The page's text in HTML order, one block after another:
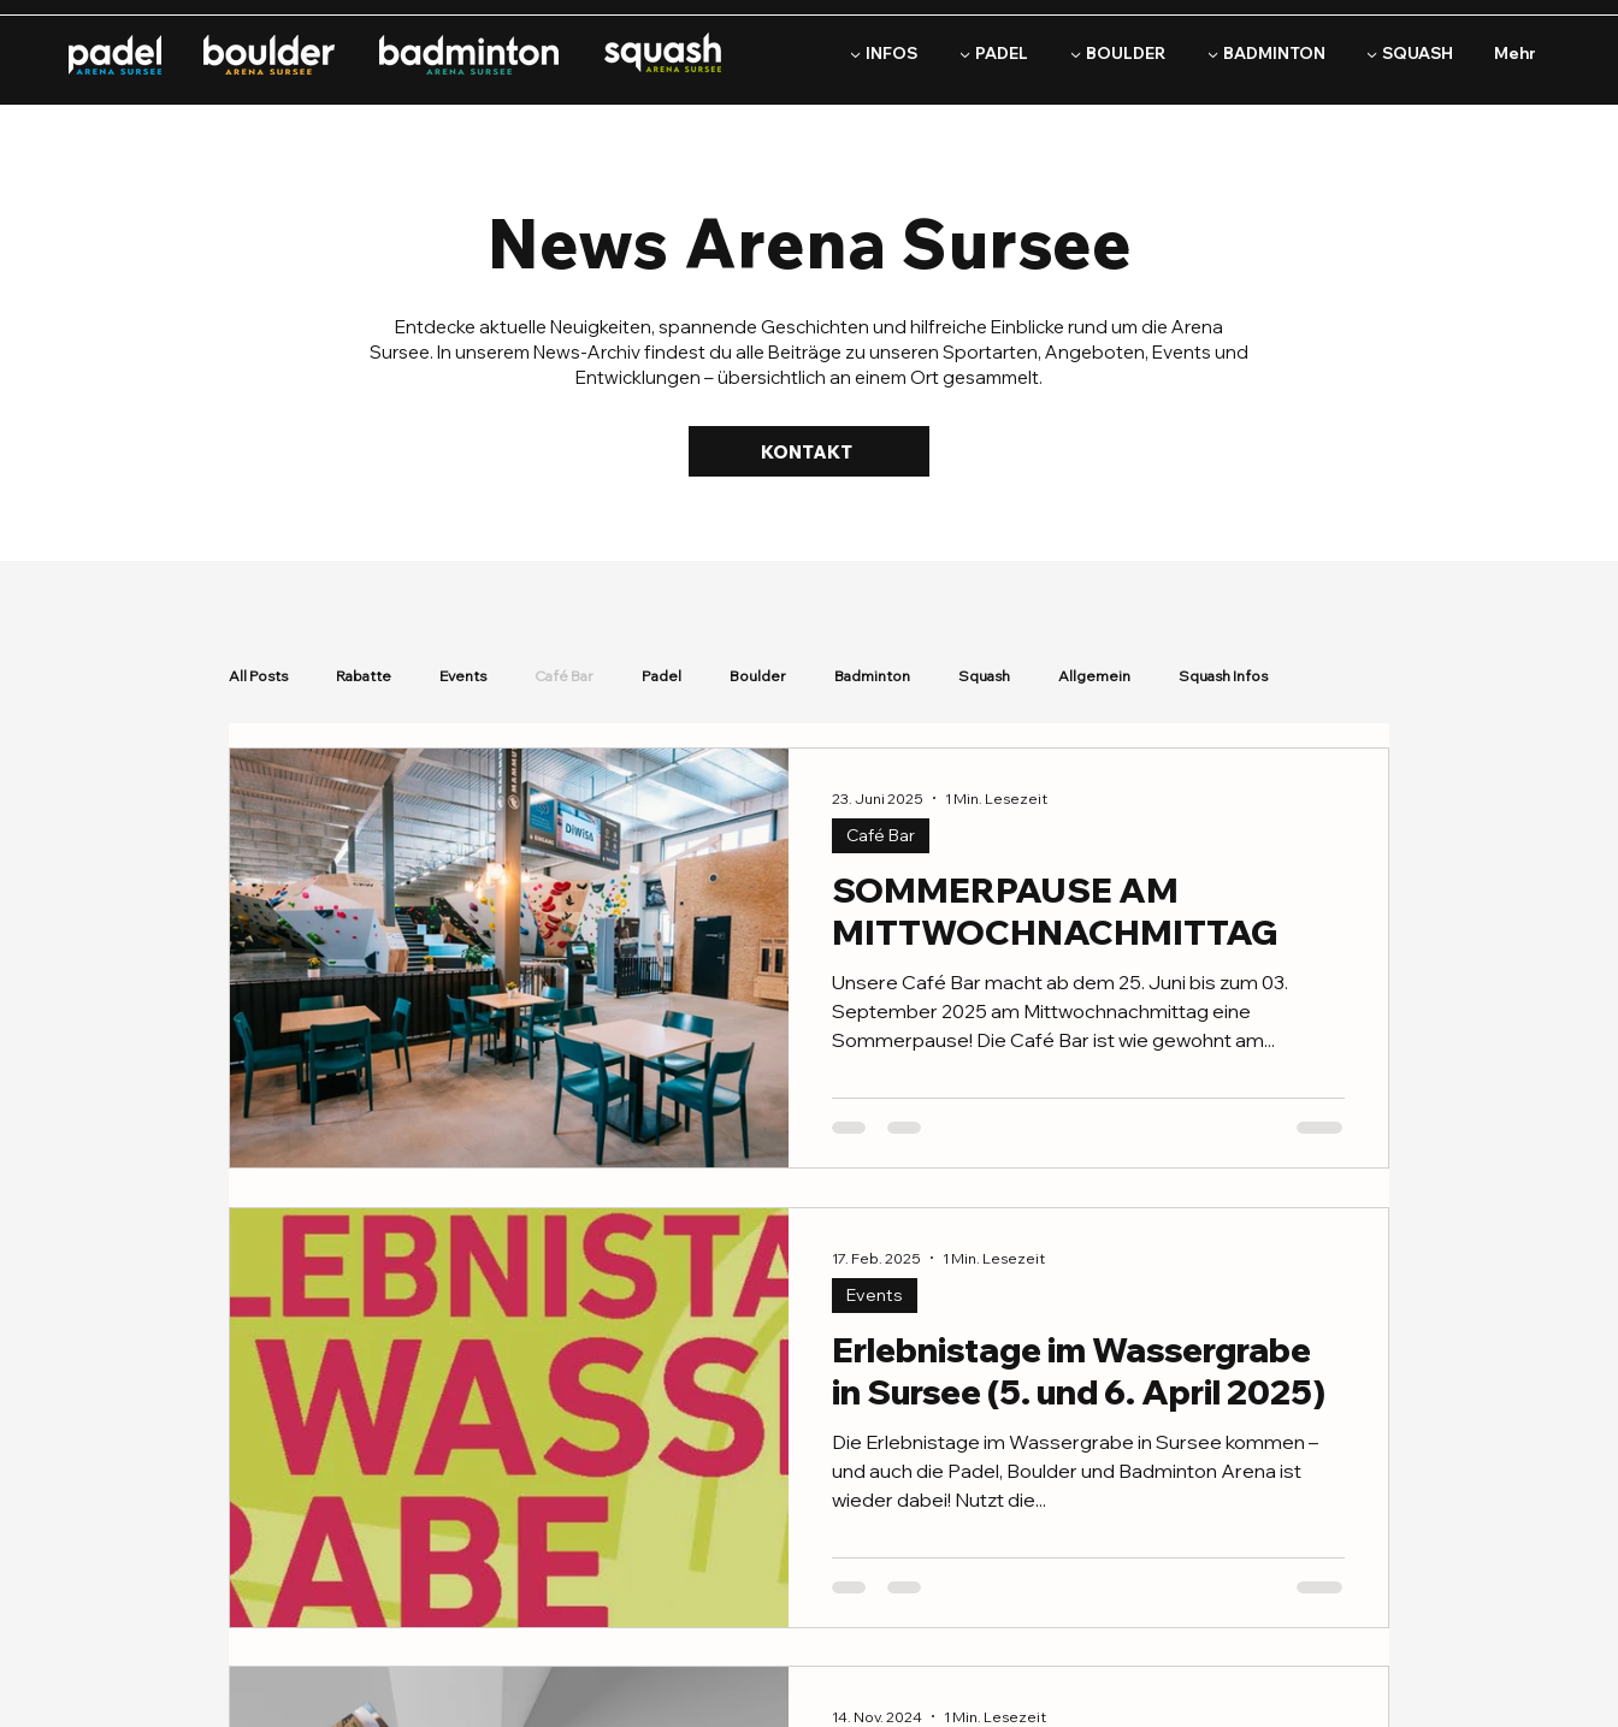
▼ INFOS ▼ PADEL ▼ BOULDER ▼ BADMINTON ▼ SQUASH Mehr
News Arena Sursee
Entdecke aktuelle Neuigkeiten, spannende Geschichten und hilfreiche Einblicke rund um die Arena
Sursee. In unserem News-Archiv findest du alle Beiträge zu unseren Sportarten, Angeboten, Events und
Entwicklungen – übersichtlich an einem Ort gesammelt.
KONTAKT
All Posts Rabatte Events Café Bar Padel Boulder Badminton Squash Allgemein Squash Infos
Boulder Infos Padel Info Badminton Infos Squash Tropical Summer Sale
SOMMERPAUSE AM
MITTWOCHNACHMITTAG
Unsere Café Bar macht ab dem 25. Juni bis zum 03.
September 2025 am Mittwochnachmittag eine
Sommerpause! Die Café Bar ist wie gewohnt am...
Café Bar
23. Juni 2025 1 Min. Lesezeit
Erlebnistage im Wassergrabe
in Sursee (5. und 6. April 2025)
Die Erlebnistage im Wassergrabe in Sursee kommen –
und auch die Padel, Boulder und Badminton Arena ist
wieder dabei! Nutzt die...
Events
17. Feb. 2025 1 Min. Lesezeit
14. Nov. 2024 1 Min. Lesezeit